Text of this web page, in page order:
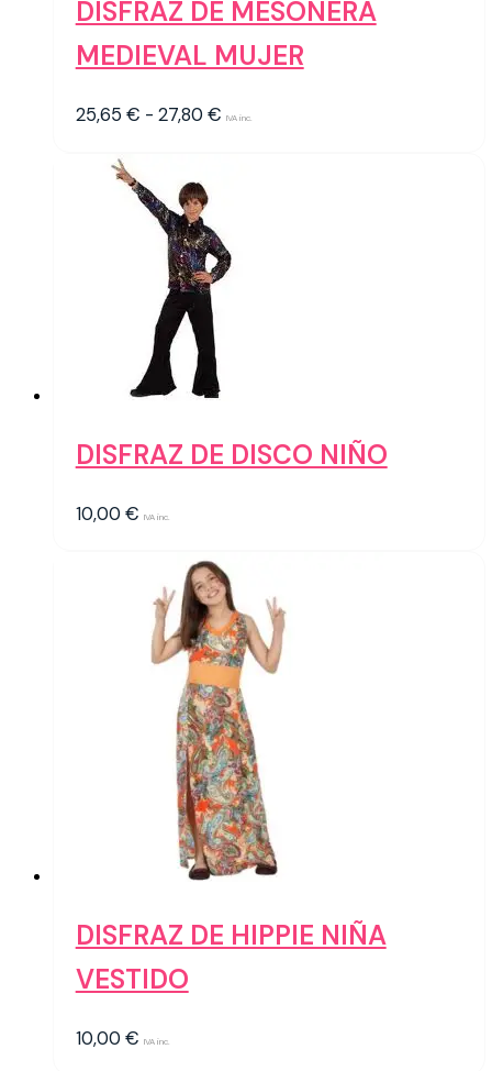
DISFRAZ DE MESONERA
MEDIEVAL MUJER
25,65 € - 27,80 €Rango
25,65 €
hasta
IVA inc.
DISFRAZ DE DISCO NIÑO
10,00 € IVA inc.
DISFRAZ DE HIPPIE NIÑA
VESTIDO
10,00 € IVA inc.